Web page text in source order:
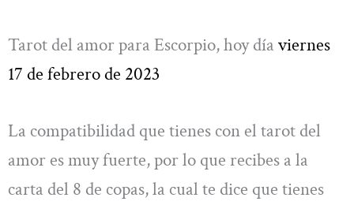
Tarot del amor para Escorpio, hoy día viernes
17 de febrero de 2023
La compatibilidad que tienes con el tarot del
amor es muy fuerte, por lo que recibes a la
carta del 8 de copas, la cual te dice que tienes